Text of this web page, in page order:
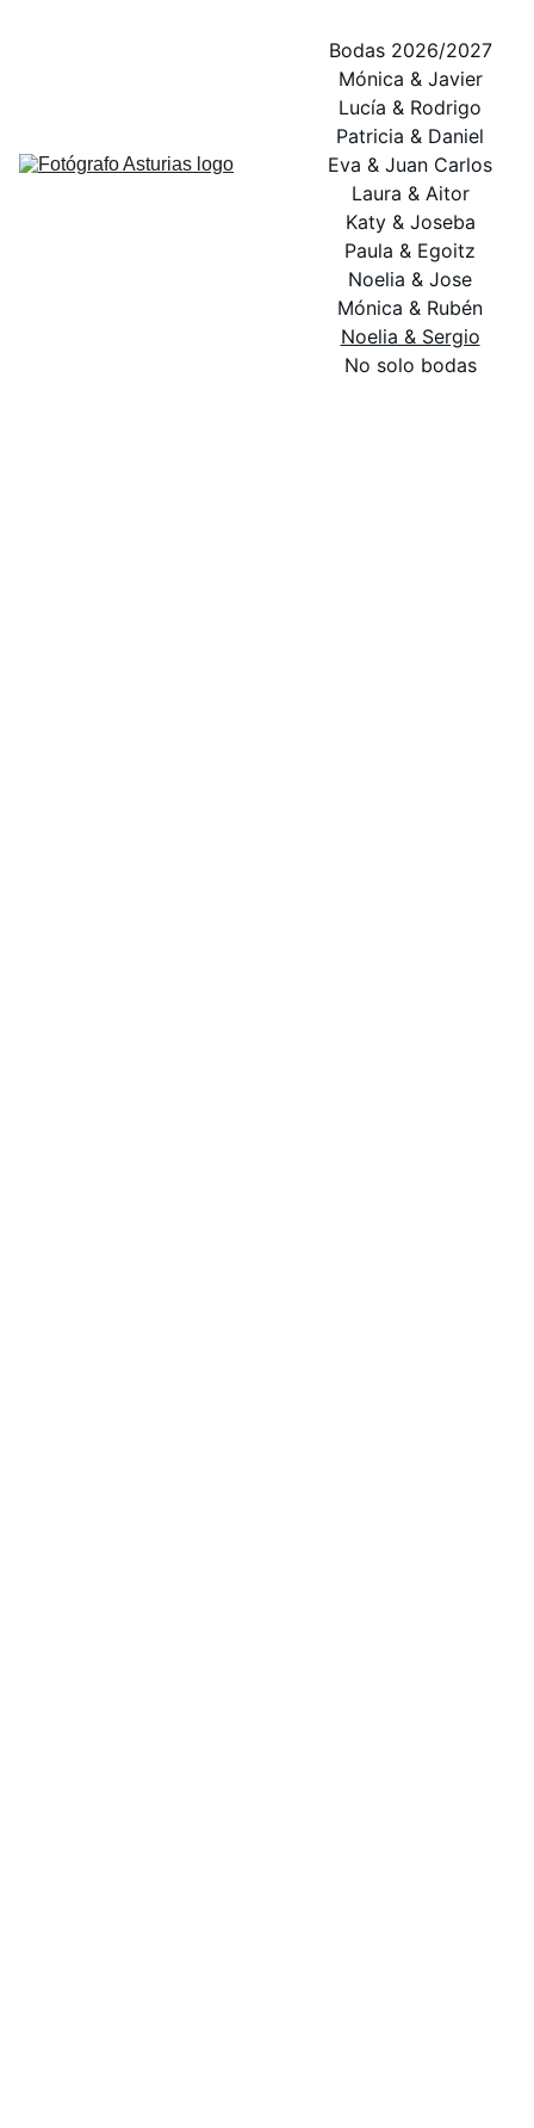
Bodas 2026/2027
Mónica & Javier
Lucía & Rodrigo
Patricia & Daniel
Eva & Juan Carlos
Laura & Aitor
Katy & Joseba
Paula & Egoitz
Noelia & Jose
Mónica & Rubén
Noelia & Sergio
No solo bodas